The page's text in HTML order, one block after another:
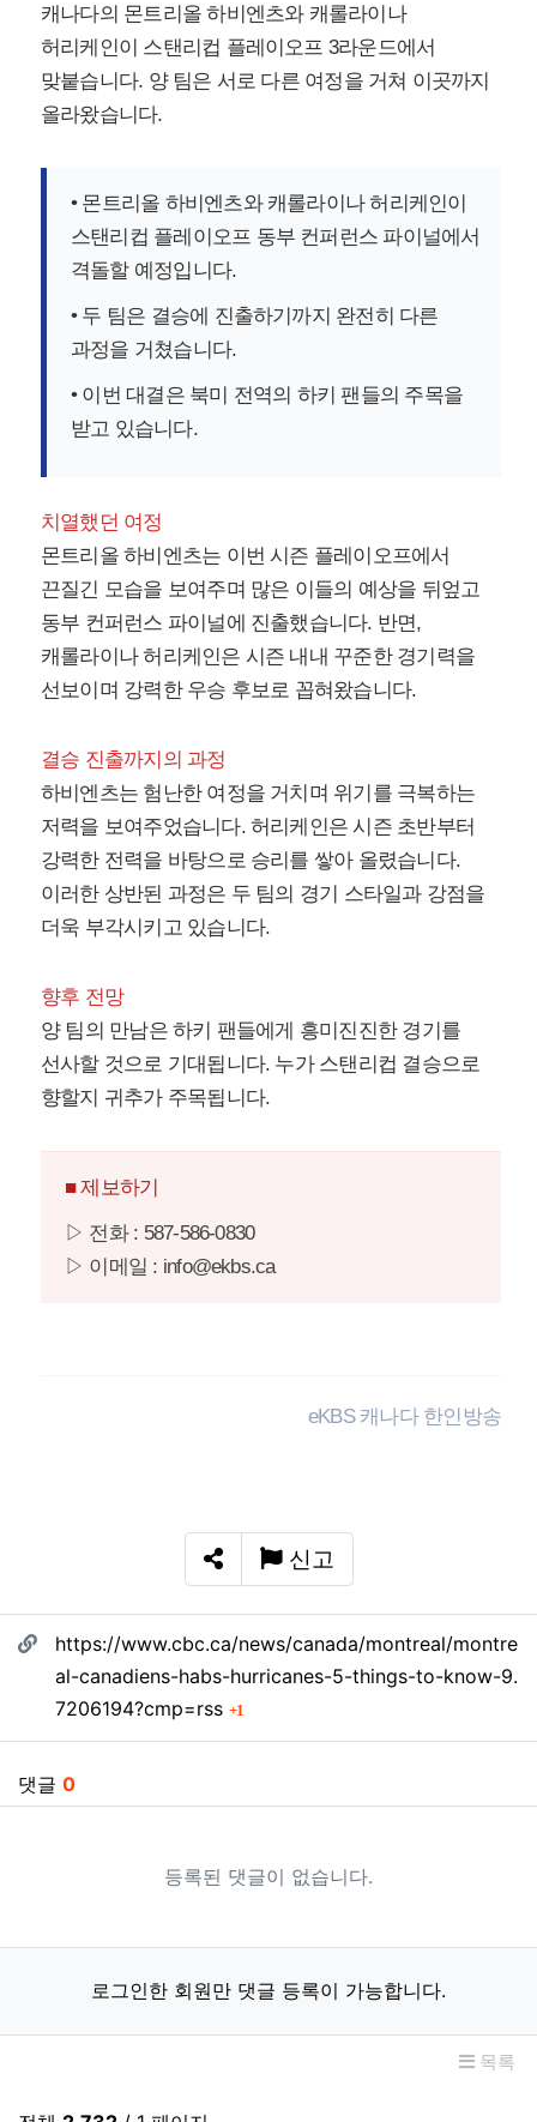
캐나다의 몬트리올 하비엔츠와 캐롤라이나
허리케인이 스탠리컵 플레이오프 3라운드에서
맞붙습니다. 양 팀은 서로 다른 여정을 거쳐 이곳까지
올라왔습니다.
• 몬트리올 하비엔츠와 캐롤라이나 허리케인이
스탠리컵 플레이오프 동부 컨퍼런스 파이널에서
격돌할 예정입니다.
• 두 팀은 결승에 진출하기까지 완전히 다른
과정을 거쳤습니다.
• 이번 대결은 북미 전역의 하키 팬들의 주목을
받고 있습니다.
치열했던 여정
몬트리올 하비엔츠는 이번 시즌 플레이오프에서
끈질긴 모습을 보여주며 많은 이들의 예상을 뒤엎고
동부 컨퍼런스 파이널에 진출했습니다. 반면,
캐롤라이나 허리케인은 시즌 내내 꾸준한 경기력을
선보이며 강력한 우승 후보로 꼽혀왔습니다.
결승 진출까지의 과정
하비엔츠는 험난한 여정을 거치며 위기를 극복하는
저력을 보여주었습니다. 허리케인은 시즌 초반부터
강력한 전력을 바탕으로 승리를 쌓아 올렸습니다.
이러한 상반된 과정은 두 팀의 경기 스타일과 강점을
더욱 부각시키고 있습니다.
향후 전망
양 팀의 만남은 하키 팬들에게 흥미진진한 경기를
선사할 것으로 기대됩니다. 누가 스탠리컵 결승으로
향할지 귀추가 주목됩니다.
■ 제보하기
▷ 전화 : 587-586-0830
▷ 이메일 : info@ekbs.ca
eKBS 캐나다 한인방송
SNS 공유
신고
관련자료
https://www.cbc.ca/news/canada/montreal/montre
al-canadiens-habs-hurricanes-5-things-to-know-9.
7206194?cmp=rss
1
댓글 0
등록된 댓글이 없습니다.
로그인한 회원만 댓글 등록이 가능합니다.
목록